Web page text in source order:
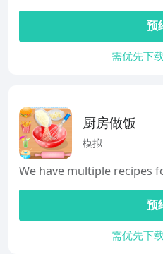
预
需优先下
厨房做饭
模拟
We have multiple recipes
预
需优先下